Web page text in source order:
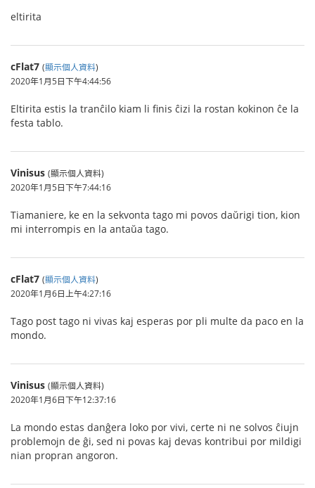
eltirita
cFlat7 (顯示個人資料)
2020年1月5日下午4:44:56
Eltirita estis la tranĉilo kiam li finis ĉizi la rostan kokinon ĉe la
festa tablo.
Vinisus (顯示個人資料)
2020年1月5日下午7:44:16
Tiamaniere, ke en la sekvonta tago mi povos daŭrigi tion, kion
mi interrompis en la antaŭa tago.
cFlat7 (顯示個人資料)
2020年1月6日上午4:27:16
Tago post tago ni vivas kaj esperas por pli multe da paco en la
mondo.
Vinisus (顯示個人資料)
2020年1月6日下午12:37:16
La mondo estas danĝera loko por vivi, certe ni ne solvos ĉiujn
problemojn de ĝi, sed ni povas kaj devas kontribui por mildigi
nian propran angoron.